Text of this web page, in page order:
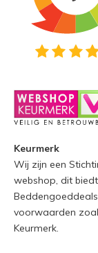
Keurmerk
Wij zijn een
webshop, dit
voorwaarden
Keurmerk.